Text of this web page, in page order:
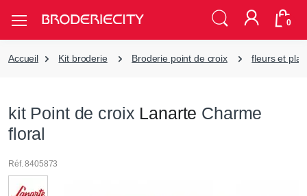
0
Accueil Kit broderie Broderie point de croix fleurs et
kit Point de croix Lanarte Charme
floral
Réf. 8405873